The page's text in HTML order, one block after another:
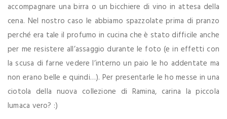
accompagnare una birra o un bicchiere di vino in attesa della
cena. Nel nostro caso le abbiamo spazzolate prima di pranzo
perché era tale il profumo in cucina che è stato difficile anche
per me resistere all’assaggio durante le foto (e in effetti con
la scusa di farne vedere l’interno un paio le ho addentate ma
non erano belle e quindi…). Per presentarle le ho messe in una
ciotola della nuova collezione di Ramina, carina la piccola
lumaca vero? :)